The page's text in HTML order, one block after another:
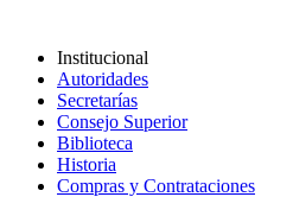
Institucional
Autoridades
Secretarías
Consejo Superior
Biblioteca
Historia
Compras y Contrataciones